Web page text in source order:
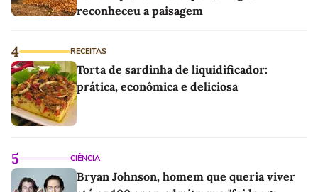
reconheceu a paisagem
4 RECEITAS
Torta de sardinha de liquidificador:
prática, econômica e deliciosa
5 CIÊNCIA
Bryan Johnson, homem que queria viver